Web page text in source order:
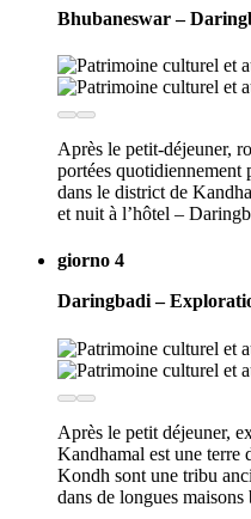
Bhubaneswar –
Après le petit-déjeuner,
portées quotidiennement
dans le district de
et nuit à l’hôtel –
giorno 4
Daringbadi –
Après le petit déjeuner,
Kandhamal est une terre
Kondh sont une tribu
dans de longues